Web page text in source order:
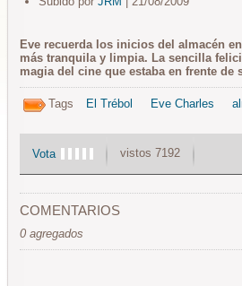
Eve recuerda los inicios del almacén
más tranquila y limpia. La sencilla
magia del cine que estaba en frente de
Tags El Trébol Eve Charles
Vota vistos 7192
COMENTARIOS
0 agregados